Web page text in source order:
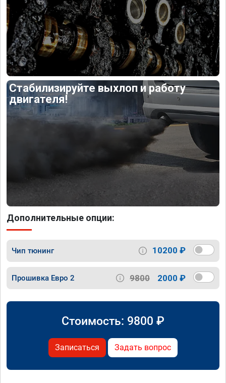
Стабилизируйте выхлоп и работу
двигателя!
Дополнительные опции:
Чип тюнинг 10200 ₽
Прошивка Евро 2 9800 2000 ₽
Стоимость: 9800 ₽
Записаться Задать вопрос